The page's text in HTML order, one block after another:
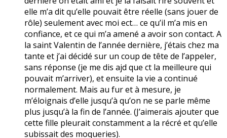
elle m’a dit qu’elle pouvait être réelle (sans jouer de
rôle) seulement avec moi ect… ce qu’il m’a mis en
confiance, et ce qui m’a amené a avoir son contact. A
la saint Valentin de l’année dernière, j’étais chez ma
tante et j’ai décidé sur un coup de tête de l’appeler,
sans réponse (je me dis ajd que ct la meilleure qui
pouvait m’arriver), et ensuite la vie a continué
normalement. Mais au fur et à mesure, je
m’éloignais d’elle jusqu’à qu’on ne se parle même
plus jusqu’à la fin de l’année. (J’aimerais ajouter que
cette fille pleurait constamment a la récré et qu’elle
subissait des moqueries).